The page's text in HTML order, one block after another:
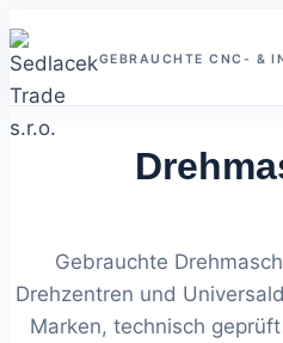
Zum
Inhalt
springen
GEBRAUCHTE CNC- &
Gebrauchte
Drehzentren und
Marken, technisch